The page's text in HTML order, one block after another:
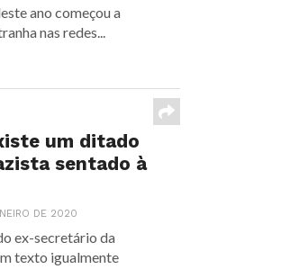
ano começou a
nas redes...
um ditado
sentado à
DE 2020
ex-secretário da
texto igualmente